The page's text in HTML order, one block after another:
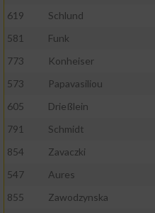
619
Schlund
581
Funk
773
Konheiser
573
Papavasiliou
605
Drießlein
791
Schmidt
854
Zavaczki
547
Aures
855
Zawodzynska
Informationen identifizieren
Nicht-IAB-Verarbeitungszwecke: